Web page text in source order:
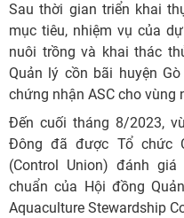
Sau thời gian triển khai
mục tiêu, nhiệm vụ của
nuôi trồng và khai thác
Quản lý cồn bãi huyện
chứng nhận ASC cho vùng
Đến cuối tháng 8/2023,
Đông đã được Tổ chức
(Control Union) đánh
chuẩn của Hội đồng
Aquaculture Stewardship